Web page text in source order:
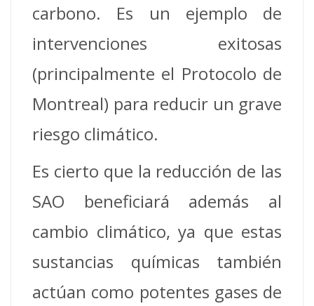
carbono. Es un ejemplo de
intervenciones exitosas
(principalmente el Protocolo de
Montreal) para reducir un grave
riesgo climático.
Es cierto que la reducción de las
SAO beneficiará además al
cambio climático, ya que estas
sustancias químicas también
actúan como potentes gases de